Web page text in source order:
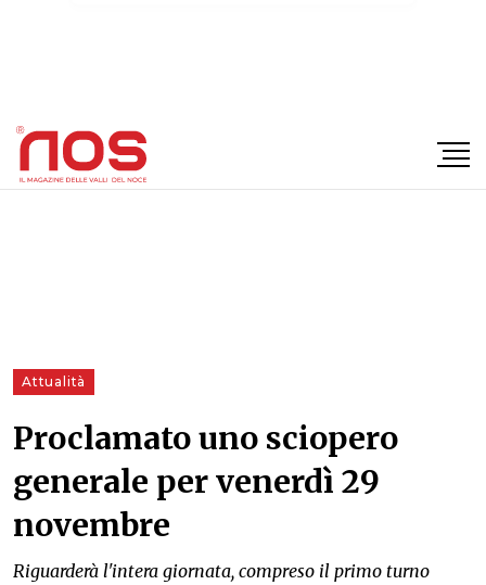
Attualità
Proclamato uno sciopero
generale per venerdì 29
novembre
Riguarderà l'intera giornata, compreso il primo turno